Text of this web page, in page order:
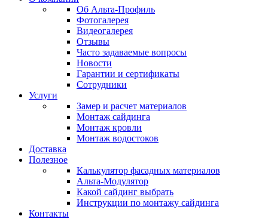
Об Альта-Профиль
Фотогалерея
Видеогалерея
Отзывы
Часто задаваемые вопросы
Новости
Гарантии и сертификаты
Сотрудники
Услуги
Замер и расчет материалов
Монтаж сайдинга
Монтаж кровли
Монтаж водостоков
Доставка
Полезное
Калькулятор фасадных материалов
Альта-Модулятор
Какой сайдинг выбрать
Инструкции по монтажу сайдинга
Контакты